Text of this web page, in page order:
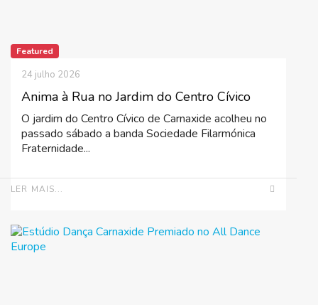
Featured
Anima à Rua no Jardim do Centro Cívico
24 julho 2026
O jardim do Centro Cívico de Carnaxide acolheu no
passado sábado a banda Sociedade Filarmónica
Fraternidade...
LER MAIS...